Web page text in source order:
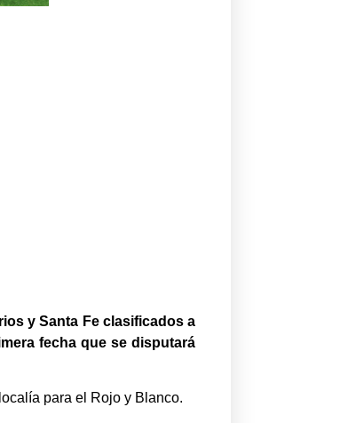
y Santa Fe clasificados a
fecha que se disputará
para el Rojo y Blanco.